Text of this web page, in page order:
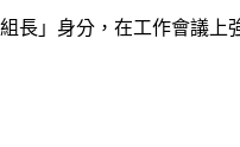
長」身分，在工作會議上